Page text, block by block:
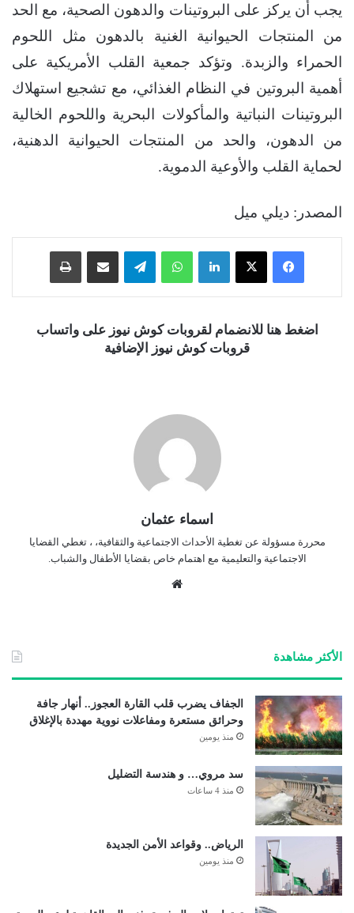
يجب أن يركز على البروتينات والدهون الصحية، مع الحد
من المنتجات الحيوانية الغنية بالدهون مثل اللحوم
الحمراء والزبدة. وتؤكد جمعية القلب الأمريكية على
أهمية البروتين في النظام الغذائي، مع تشجيع استهلاك
البروتينات النباتية والمأكولات البحرية واللحوم الخالية
من الدهون، والحد من المنتجات الحيوانية الدهنية،
لحماية القلب والأوعية الدموية.
المصدر: ديلي ميل
فيسبوك ‫X لينكدإن واتساب تيلقرام
اضغط هنا للانضمام لقروبات كوش نيوز على واتساب
قروبات كوش نيوز الإضافية
اسماء عثمان
محررة مسؤولة عن تغطية الأحداث الاجتماعية والثقافية، ، تغطي القضايا
الاجتماعية والتعليمية مع اهتمام خاص بقضايا الأطفال والشباب.
الأكثر مشاهدة
الجفاف يضرب قلب القارة العجوز.. أنهار جافة
وحرائق مستعرة ومفاعلات نووية مهددة بالإغلاق
منذ يومين
سد مروي… و هندسة التضليل
منذ 4 ساعات
الرياض.. وقواعد الأمن الجديدة
منذ يومين